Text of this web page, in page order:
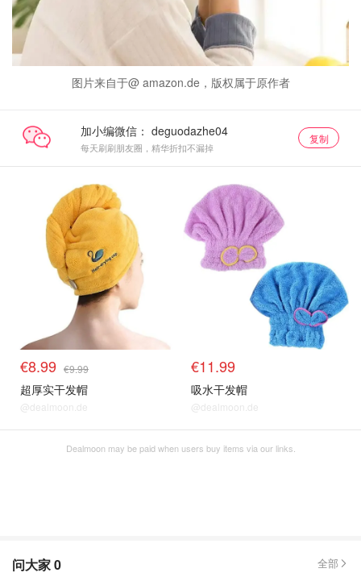
图片来自于@ amazon.de，版权属于原作者
加小编微信：
每天刷刷朋友圈，精华折扣不漏掉
复制
€8.99 €9.99
超厚实干发帽
@dealmoon.de
€11.99
吸水干发帽
@dealmoon.de
Dealmoon may be paid when users buy items via our links.
问大家0 全部